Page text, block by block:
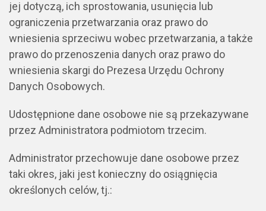
jej dotyczą, ich sprostowania, usunięcia lub
ograniczenia przetwarzania oraz prawo do
wniesienia sprzeciwu wobec przetwarzania, a także
prawo do przenoszenia danych oraz prawo do
wniesienia skargi do Prezesa Urzędu Ochrony
Danych Osobowych.
Udostępnione dane osobowe nie są przekazywane
przez Administratora podmiotom trzecim.
Administrator przechowuje dane osobowe przez
taki okres, jaki jest konieczny do osiągnięcia
określonych celów, tj.: